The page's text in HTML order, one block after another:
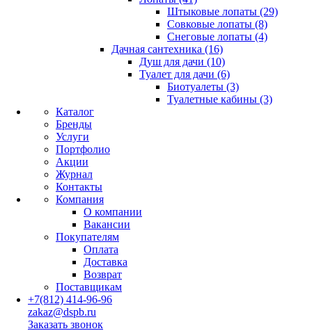
Штыковые лопаты (29)
Совковые лопаты (8)
Снеговые лопаты (4)
Дачная сантехника (16)
Душ для дачи (10)
Туалет для дачи (6)
Биотуалеты (3)
Туалетные кабины (3)
Каталог
Бренды
Услуги
Портфолио
Акции
Журнал
Контакты
Компания
О компании
Вакансии
Покупателям
Оплата
Доставка
Возврат
Поставщикам
+7(812) 414-96-96
zakaz@dspb.ru
Заказать звонок